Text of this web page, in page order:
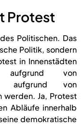
Protest
Politischen. Das
Politik, sondern
in Innenstädten
von
aufgrund von
werden. Ja, Protest
Abläufe innerhalb
demokratische